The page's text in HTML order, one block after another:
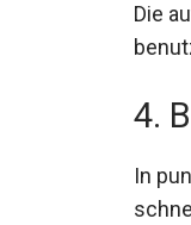
Die
4.
In